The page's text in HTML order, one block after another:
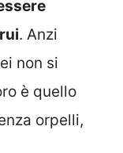
. Anzi
non si
è quello
orpelli,